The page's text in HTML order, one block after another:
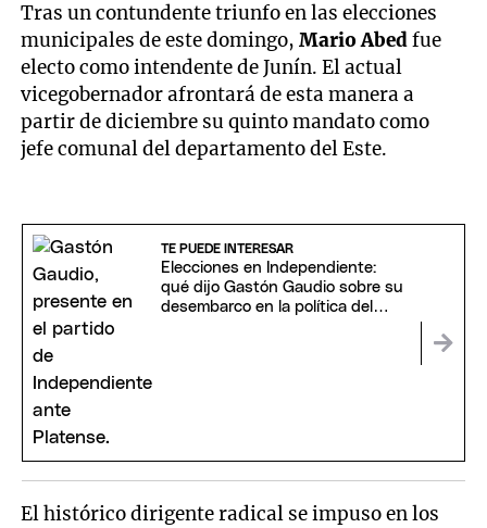
Tras un contundente triunfo en las elecciones
municipales de este domingo,Mario Abedfue
electo como intendente de Junín. El actual
vicegobernador afrontará de esta manera a
partir de diciembre su quinto mandato como
jefe comunal del departamento del Este.
TE PUEDE INTERESAR
Elecciones en Independiente:
qué dijo Gastón Gaudio sobre su
desembarco en la política del
El histórico dirigente radical se impuso en los